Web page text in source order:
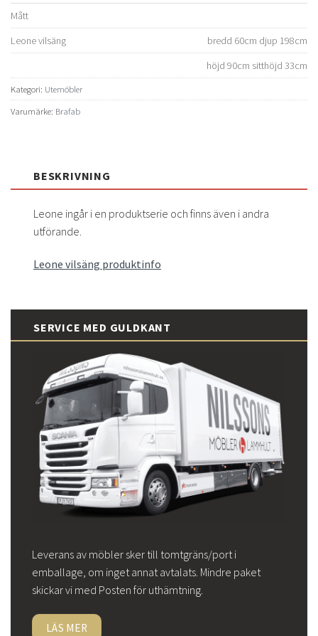
Mått
Leone vilsäng
bredd 60cm djup 198cm
höjd 90cm sitthöjd 33cm
Kategori: Utemöbler
Varumärke: Brafab
BESKRIVNING
Leone ingår i en produktserie och finns även i andra
utförande.
Leone vilsäng produktinfo
SERVICE MED GULDKANT
Leverans av möbler sker till tomtgräns/port i
emballage, om inget annat avtalats. Mindre paket
skickar vi med Posten för uthämtning.
LÄS MER